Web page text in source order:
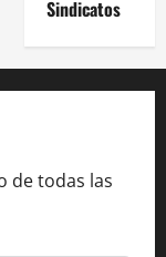
Sindicatos
de todas las